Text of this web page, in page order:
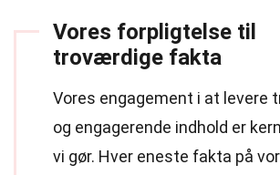
Vores forpligtelse til
troværdige fakta
Vores engagement i at levere
og engagerende indhold er
vi gør. Hver eneste fakta på